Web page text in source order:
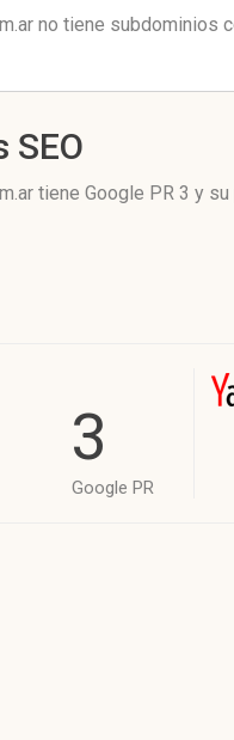
no tiene subdominios
SEO
tiene Google PR 3 y su
3
Google PR